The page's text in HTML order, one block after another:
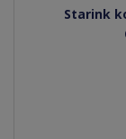
Starink